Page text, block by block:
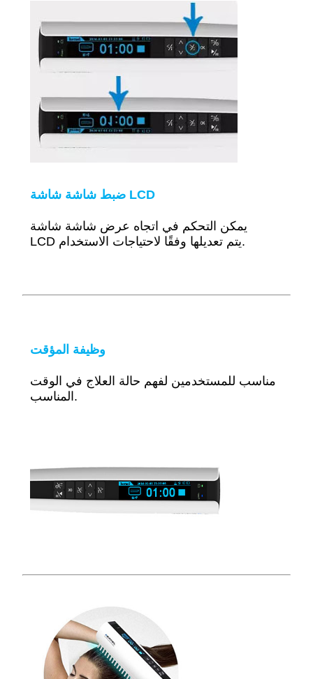
ضبط شاشة شاشة LCD
يمكن التحكم في اتجاه عرض شاشة شاشة
LCD
يتم تعديلها وفقًا لاحتياجات الاستخدام.
وظيفة المؤقت
مناسب للمستخدمين لفهم حالة العلاج في الوقت
المناسب.